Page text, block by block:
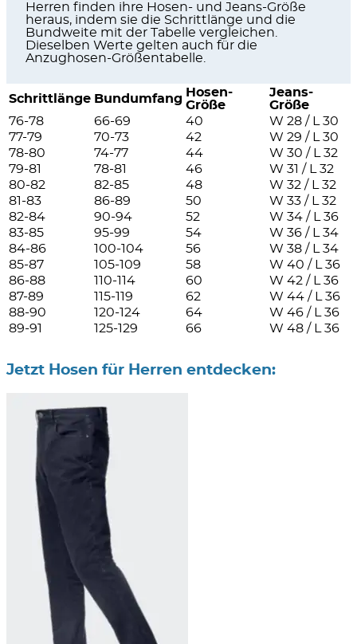
Herren finden ihre Hosen- und Jeans-Größe
heraus, indem sie die Schrittlänge und die
Bundweite mit der Tabelle vergleichen.
Dieselben Werte gelten auch für die
Anzughosen-Größentabelle.
Schrittlänge Bundumfang Hosen-
Größe
Jeans-
Größe
76-78
66-69 40
W 28 / L 30
77-79
70-73 42
W 29 / L 30
78-80
74-77 44
W 30 / L 32
79-81
78-81 46
W 31 / L 32
80-82
82-85 48
W 32 / L 32
81-83
86-89 50
W 33 / L 32
82-84
90-94 52
W 34 / L 36
83-85
95-99 54
W 36 / L 34
84-86
100-104 56
W 38 / L 34
85-87
105-109 58
W 40 / L 36
86-88
110-114 60
W 42 / L 36
87-89
115-119 62
W 44 / L 36
88-90
120-124 64
W 46 / L 36
89-91
125-129 66 W 48 / L 36
Jetzt Hosen für Herren entdecken: